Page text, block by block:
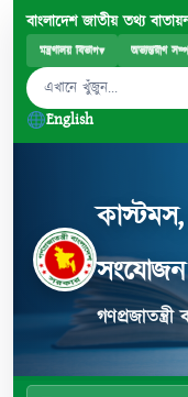
বাংলাদেশ জাতীয় তথ্য
মন্ত্রণালয় বিভাগ▾ অভ্যন্তরীণ
English
সংযোজন